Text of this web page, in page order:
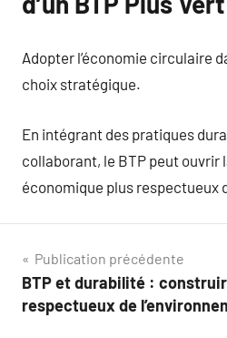
Adopter l’économie circulaire
choix stratégique.
En intégrant des pratiques
collaborant, le BTP peut ouvrir
économique plus respectueux
Navigation
de
Publication précédente
BTP et durabilité :
respectueux de